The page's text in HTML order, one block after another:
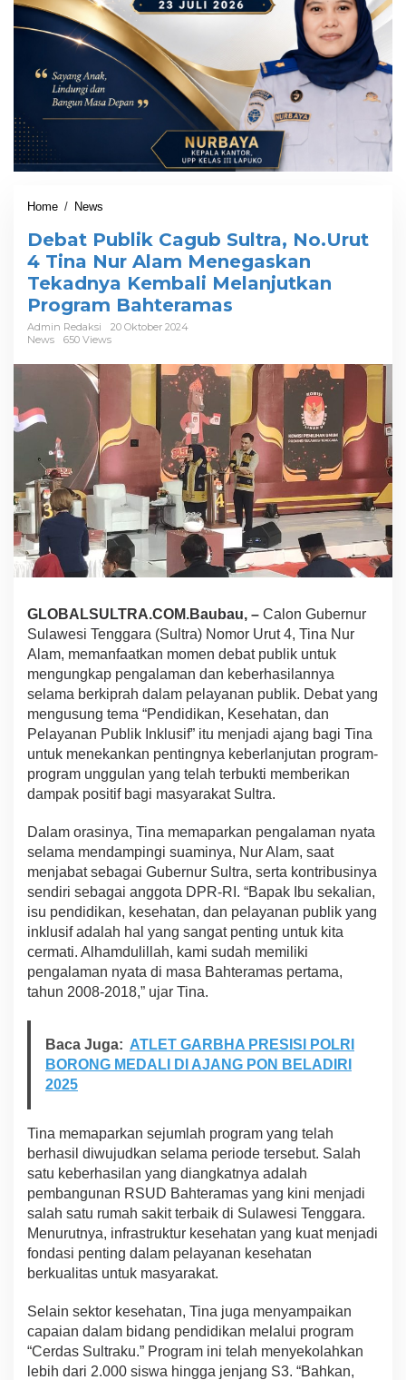
Home / News
b
a
t
P
u
l
u
b
u
l
r
a
,
.
U
t
4
T
i
n
a
N
u
A
a
m
M
e
g
a
s
n
T
e
n
y
a
m
b
a
l
e
l
a
n
Debat Publik Cagub Sultra, No.Urut
4 Tina Nur Alam Menegaskan
Tekadnya Kembali Melanjutkan
Program Bahteramas
Admin Redaksi
20 Oktober 2024
News
650 Views
GLOBALSULTRA.COM.Baubau, – Calon Gubernur
Sulawesi Tenggara (Sultra) Nomor Urut 4, Tina Nur
Alam, memanfaatkan momen debat publik untuk
mengungkap pengalaman dan keberhasilannya
selama berkiprah dalam pelayanan publik. Debat yang
mengusung tema “Pendidikan, Kesehatan, dan
Pelayanan Publik Inklusif” itu menjadi ajang bagi Tina
untuk menekankan pentingnya keberlanjutan program-
program unggulan yang telah terbukti memberikan
dampak positif bagi masyarakat Sultra.
Dalam orasinya, Tina memaparkan pengalaman nyata
selama mendampingi suaminya, Nur Alam, saat
menjabat sebagai Gubernur Sultra, serta kontribusinya
sendiri sebagai anggota DPR-RI. “Bapak Ibu sekalian,
isu pendidikan, kesehatan, dan pelayanan publik yang
inklusif adalah hal yang sangat penting untuk kita
cermati. Alhamdulillah, kami sudah memiliki
pengalaman nyata di masa Bahteramas pertama,
tahun 2008-2018,” ujar Tina.
Baca Juga: ATLET GARBHA PRESISI POLRI
BORONG MEDALI DI AJANG PON BELADIRI
2025
Tina memaparkan sejumlah program yang telah
berhasil diwujudkan selama periode tersebut. Salah
satu keberhasilan yang diangkatnya adalah
pembangunan RSUD Bahteramas yang kini menjadi
salah satu rumah sakit terbaik di Sulawesi Tenggara.
Menurutnya, infrastruktur kesehatan yang kuat menjadi
fondasi penting dalam pelayanan kesehatan
berkualitas untuk masyarakat.
Selain sektor kesehatan, Tina juga menyampaikan
capaian dalam bidang pendidikan melalui program
“Cerdas Sultraku.” Program ini telah menyekolahkan
lebih dari 2.000 siswa hingga jenjang S3. “Bahkan,